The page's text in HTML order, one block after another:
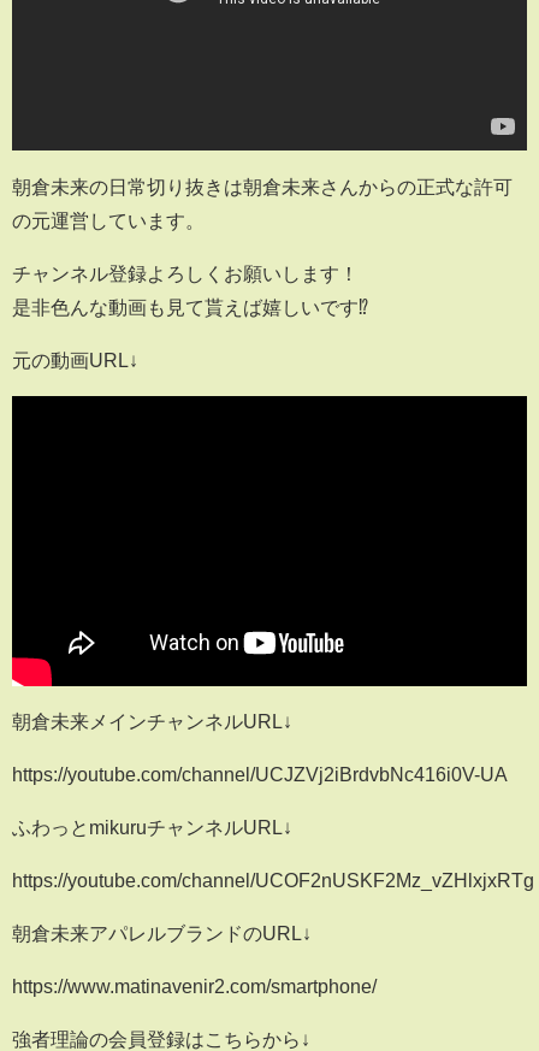
朝倉未来の日常切り抜きは朝倉未来さんからの正式な許可
の元運営しています。
チャンネル登録よろしくお願いします！
是非色んな動画も見て貰えば嬉しいです⁉️
元の動画URL↓
朝倉未来メインチャンネルURL↓
https://youtube.com/channel/UCJZVj2iBrdvbNc416i0V-UA
ふわっとmikuruチャンネルURL↓
https://youtube.com/channel/UCOF2nUSKF2Mz_vZHlxjxRTg
朝倉未来アパレルブランドのURL↓
https://www.matinavenir2.com/smartphone/
強者理論の会員登録はこちらから↓